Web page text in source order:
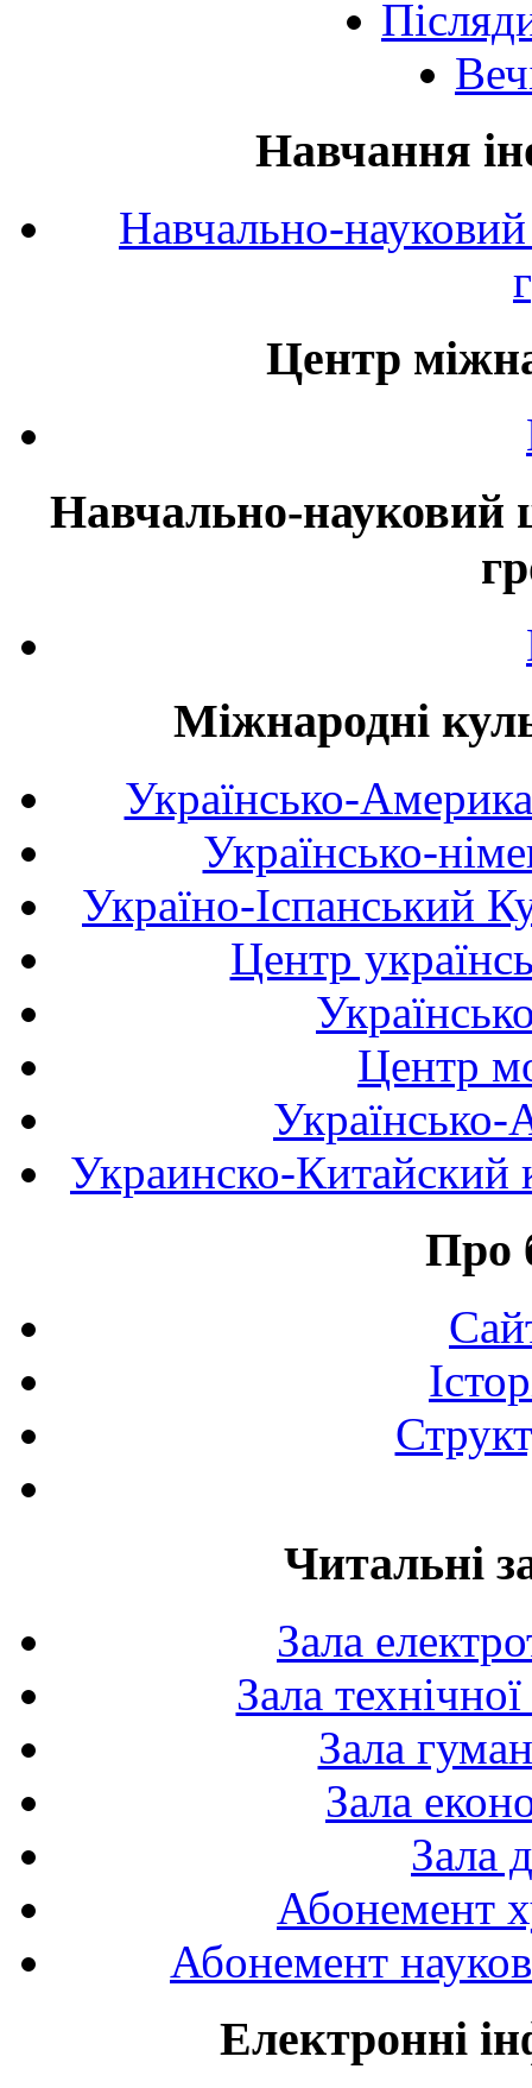
Навчання
Навчально-
Центр
Навчально-науковий
Міжнародні
Українсько-
Українсько-
Україно-Іспанський
Центр
Центр
Українсько-
Украинско-Китайский
Про
Читальні
Зала
Зала
Зала
Зала
Зала
Абонемент
Абонемент
Електронні